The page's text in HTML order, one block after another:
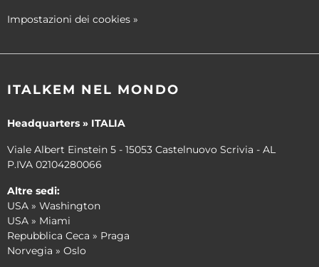
Impostazioni dei cookies »
ITALKEM NEL MONDO
Headquarters » ITALIA
Viale Albert Einstein 5 - 15053 Castelnuovo Scrivia - AL
P.IVA 02104280066
Altre sedi:
USA » Washington
USA » Miami
Repubblica Ceca » Praga
Norvegia » Oslo